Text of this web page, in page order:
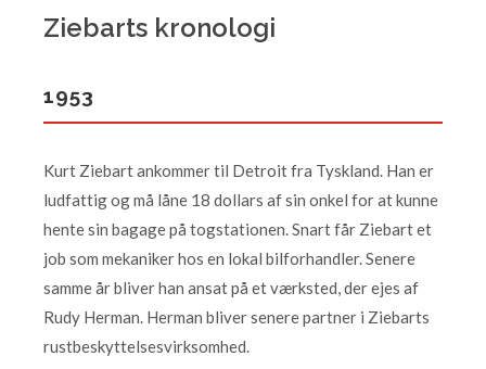
Ziebarts kronologi
1953
Kurt Ziebart ankommer til Detroit fra Tyskland. Han er
ludfattig og må låne 18 dollars af sin onkel for at kunne
hente sin bagage på togstationen. Snart får Ziebart et
job som mekaniker hos en lokal bilforhandler. Senere
samme år bliver han ansat på et værksted, der ejes af
Rudy Herman. Herman bliver senere partner i Ziebarts
rustbeskyttelsesvirksomhed.